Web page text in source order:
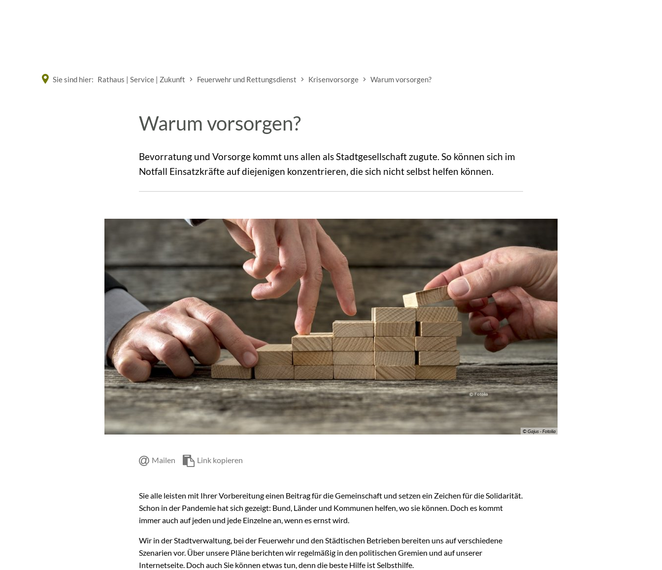
Sie sind hier: Rathaus | Service | Zukunft Feuerwehr und Rettungsdienst Krisenvorsorge Warum vorsorgen?
Warum vorsorgen?
Bevorratung und Vorsorge kommt uns allen als Stadtgesellschaft zugute. So können sich im
Notfall Einsatzkräfte auf diejenigen konzentrieren, die sich nicht selbst helfen können.
© Gajus - Fotolia
Mailen Link kopieren
Sie alle leisten mit Ihrer Vorbereitung einen Beitrag für die Gemeinschaft und setzen ein Zeichen für die Solidarität.
Schon in der Pandemie hat sich gezeigt: Bund, Länder und Kommunen helfen, wo sie können. Doch es kommt
immer auch auf jeden und jede Einzelne an, wenn es ernst wird.
Wir in der Stadtverwaltung, bei der Feuerwehr und den Städtischen Betrieben bereiten uns auf verschiedene
Szenarien vor. Über unsere Pläne berichten wir regelmäßig in den politischen Gremien und auf unserer
Internetseite. Doch auch Sie können etwas tun, denn die beste Hilfe ist Selbsthilfe.